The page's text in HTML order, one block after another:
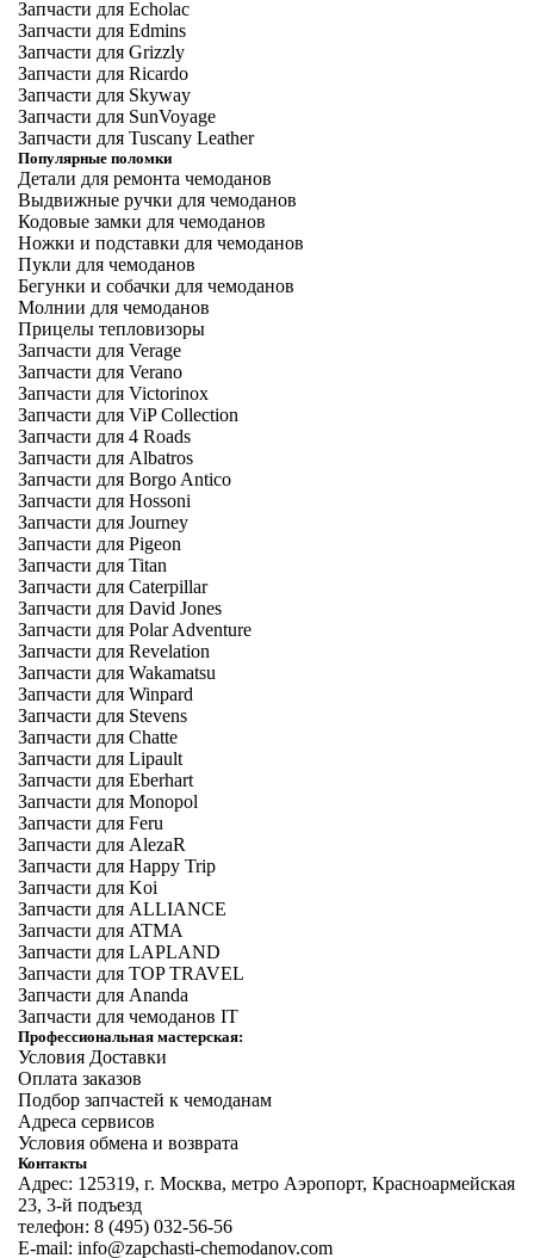
Запчасти для Echolac
Запчасти для Edmins
Запчасти для Grizzly
Запчасти для Ricardo
Запчасти для Skyway
Запчасти для SunVoyage
Запчасти для Tuscany Leather
Популярные поломки
Детали для ремонта чемоданов
Выдвижные ручки для чемоданов
Кодовые замки для чемоданов
Ножки и подставки для чемоданов
Пукли для чемоданов
Бегунки и собачки для чемоданов
Молнии для чемоданов
Прицелы тепловизоры
Запчасти для Verage
Запчасти для Verano
Запчасти для Victorinox
Запчасти для ViP Collection
Запчасти для 4 Roads
Запчасти для Albatros
Запчасти для Borgo Antico
Запчасти для Hossoni
Запчасти для Journey
Запчасти для Pigeon
Запчасти для Titan
Запчасти для Caterpillar
Запчасти для David Jones
Запчасти для Polar Adventure
Запчасти для Revelation
Запчасти для Wakamatsu
Запчасти для Winpard
Запчасти для Stevens
Запчасти для Chatte
Запчасти для Lipault
Запчасти для Eberhart
Запчасти для Monopol
Запчасти для Feru
Запчасти для AlezaR
Запчасти для Happy Trip
Запчасти для Koi
Запчасти для ALLIANCE
Запчасти для ATMA
Запчасти для LAPLAND
Запчасти для TOP TRAVEL
Запчасти для Ananda
Запчасти для чемоданов IT
Профессиональная мастерская:
Условия Доставки
Оплата заказов
Подбор запчастей к чемоданам
Адреса сервисов
Условия обмена и возврата
Контакты
Адрес: 125319, г. Москва, метро Аэропорт, Красноармейская
23, 3-й подъезд
телефон: 8 (495) 032-56-56
E-mail: info@zapchasti-chemodanov.com